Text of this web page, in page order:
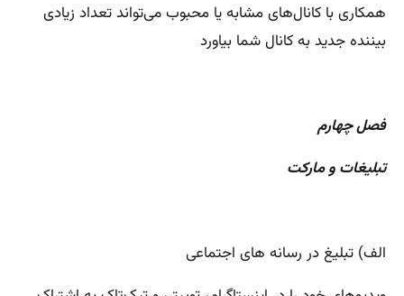
همکاری با کانال‌های مشابه یا محبوب می‌تواند تعداد زیادی
بیننده جدید به کانال شما بیاورد
فصل چهارم
تبلیغات و مارکت
الف) تبلیغ در رسانه های اجتماعی